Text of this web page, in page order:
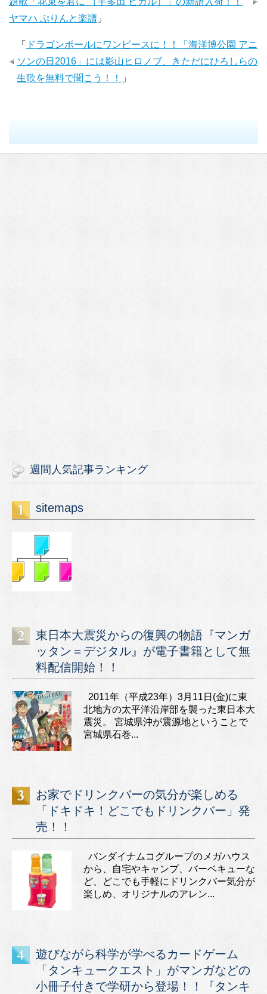
ヤマハ ぷりんと楽譜 」
「
ドラゴンボールにワンピースに！！「海洋博公園 アニ
ソンの日2016」には影山ヒロノブ、きただにひろしらの
生歌を無料で聞こう！！
」
週間人気記事ランキング
sitemaps
東日本大震災からの復興の物語『マンガ
ッタン＝デジタル』が電子書籍として無
料配信開始！！
2011年（平成23年）3月11日(金)に東
北地方の太平洋沿岸部を襲った東日本大
震災。 宮城県沖が震源地ということで
宮城県石巻...
お家でドリンクバーの気分が楽しめる
「ドキドキ！どこでもドリンクバー」発
売！！
バンダイナムコグループのメガハウス
から、自宅やキャンプ、バーベキューな
ど、どこでも手軽にドリンクバー気分が
楽しめ、オリジナルのアレン...
遊びながら科学が学べるカードゲーム
「タンキュークエスト」がマンガなどの
小冊子付きで学研から登場！！『タンキ